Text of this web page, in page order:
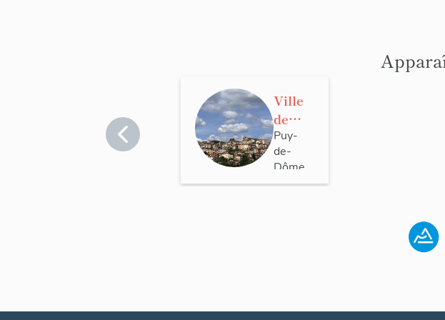
Ville
de
Thier
s
Puy-
de-
Dôme
>